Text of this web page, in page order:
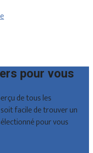
pour vous
de tous les
facile de trouver un
pour vous